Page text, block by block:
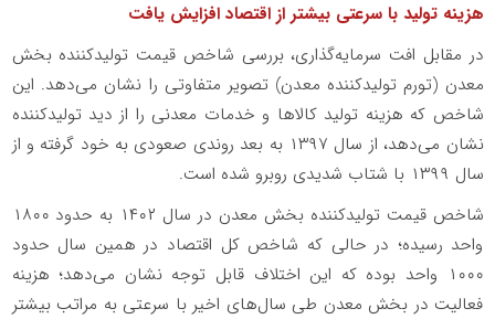
هزینه تولید با سرعتی بیشتر از اقتصاد افزایش یافت
در مقابل افت سرمایه‌گذاری، بررسی شاخص قیمت تولیدکننده بخش
معدن (تورم تولیدکننده معدن) تصویر متفاوتی را نشان می‌دهد. این
شاخص که هزینه تولید کالاها و خدمات معدنی را از دید تولیدکننده
نشان می‌دهد، از سال ۱۳۹۷ به بعد روندی صعودی به خود گرفته و از
سال ۱۳۹۹ با شتاب شدیدی روبرو شده است.
شاخص قیمت تولیدکننده بخش معدن در سال ۱۴۰۲ به حدود ۱۸۰۰
واحد رسیده؛ در حالی که شاخص کل اقتصاد در همین سال حدود
۱۰۰۰ واحد بوده که این اختلاف قابل توجه نشان می‌دهد؛ هزینه
فعالیت در بخش معدن طی سال‌های اخیر با سرعتی به مراتب بیشتر